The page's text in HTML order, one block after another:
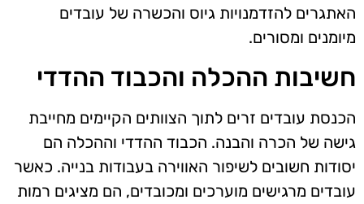
האתגרים להזדמנויות גיוס והכשרה של עובדים
מיומנים ומסורים.
חשיבות ההכלה והכבוד ההדדי
הכנסת עובדים זרים לתוך הצוותים הקיימים מחייבת
גישה של הכרה והבנה. הכבוד ההדדי וההכלה הם
יסודות חשובים לשיפור האווירה בעבודות בנייה. כאשר
עובדים מרגישים מוערכים ומכובדים, הם מציגים רמות